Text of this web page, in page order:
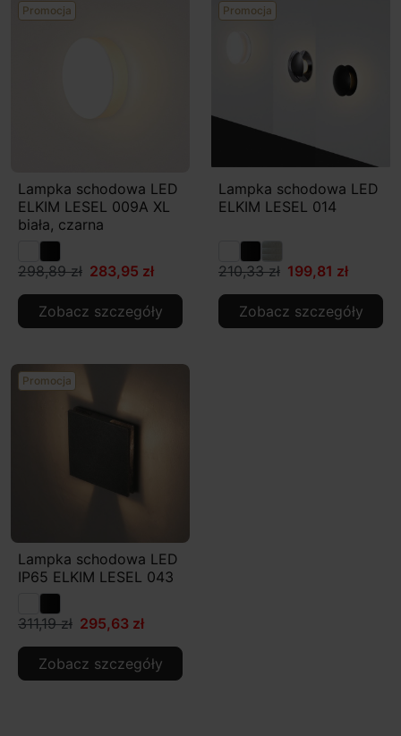
Promocja
Lampka schodowa LED
ELKIM LESEL 009A XL
biała, czarna
298,89 zł 283,95 zł
Zobacz szczegóły
Promocja
Lampka schodowa LED
ELKIM LESEL 014
210,33 zł 199,81 zł
Zobacz szczegóły
Promocja
Lampka schodowa LED
IP65 ELKIM LESEL 043
311,19 zł 295,63 zł
Zobacz szczegóły